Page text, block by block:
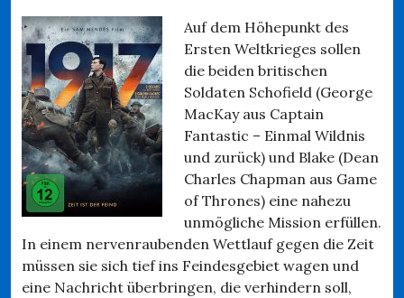
Auf dem Höhepunkt des
Ersten Weltkrieges sollen
die beiden britischen
Soldaten Schofield (George
MacKay aus Captain
Fantastic – Einmal Wildnis
und zurück) und Blake (Dean
Charles Chapman aus Game
of Thrones) eine nahezu
unmögliche Mission erfüllen.
In einem nervenraubenden Wettlauf gegen die Zeit
müssen sie sich tief ins Feindesgebiet wagen und
eine Nachricht überbringen, die verhindern soll,